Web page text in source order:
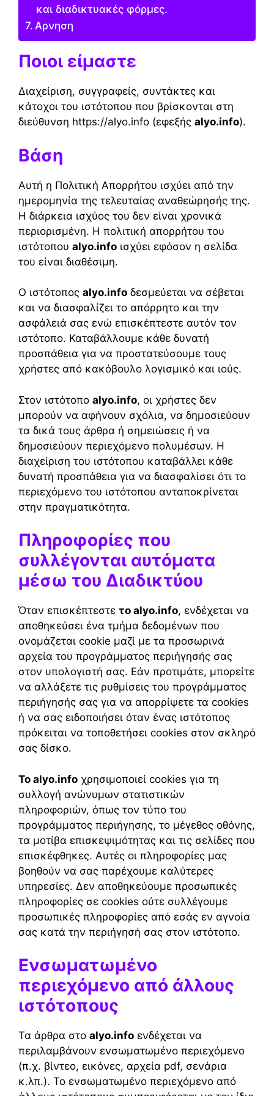
και διαδικτυακές φόρμες.
Αρνηση
Ποιοι είμαστε
Διαχείριση, συγγραφείς, συντάκτες και
κάτοχοι του ιστότοπου που βρίσκονται στη
διεύθυνση https://alyo.info (εφεξής alyo.info).
Βάση
Αυτή η Πολιτική Απορρήτου ισχύει από την
ημερομηνία της τελευταίας αναθεώρησής της.
Η διάρκεια ισχύος του δεν είναι χρονικά
περιορισμένη. Η πολιτική απορρήτου του
ιστότοπου alyo.info ισχύει εφόσον η σελίδα
του είναι διαθέσιμη.
Ο ιστότοπος alyo.info δεσμεύεται να σέβεται
και να διασφαλίζει το απόρρητο και την
ασφάλειά σας ενώ επισκέπτεστε αυτόν τον
ιστότοπο. Καταβάλλουμε κάθε δυνατή
προσπάθεια για να προστατεύσουμε τους
χρήστες από κακόβουλο λογισμικό και ιούς.
Στον ιστότοπο alyo.info, οι χρήστες δεν
μπορούν να αφήνουν σχόλια, να δημοσιεύουν
τα δικά τους άρθρα ή σημειώσεις ή να
δημοσιεύουν περιεχόμενο πολυμέσων. Η
διαχείριση του ιστότοπου καταβάλλει κάθε
δυνατή προσπάθεια για να διασφαλίσει ότι το
περιεχόμενο του ιστότοπου ανταποκρίνεται
στην πραγματικότητα.
Πληροφορίες που
συλλέγονται αυτόματα
μέσω του Διαδικτύου
Όταν επισκέπτεστε το alyo.info, ενδέχεται να
αποθηκεύσει ένα τμήμα δεδομένων που
ονομάζεται cookie μαζί με τα προσωρινά
αρχεία του προγράμματος περιήγησής σας
στον υπολογιστή σας. Εάν προτιμάτε, μπορείτε
να αλλάξετε τις ρυθμίσεις του προγράμματος
περιήγησής σας για να απορρίψετε τα cookies
ή να σας ειδοποιήσει όταν ένας ιστότοπος
πρόκειται να τοποθετήσει cookies στον σκληρό
σας δίσκο.
Το alyo.info χρησιμοποιεί cookies για τη
συλλογή ανώνυμων στατιστικών
πληροφοριών, όπως τον τύπο του
προγράμματος περιήγησης, το μέγεθος οθόνης,
τα μοτίβα επισκεψιμότητας και τις σελίδες που
επισκέφθηκες. Αυτές οι πληροφορίες μας
βοηθούν να σας παρέχουμε καλύτερες
υπηρεσίες. Δεν αποθηκεύουμε προσωπικές
πληροφορίες σε cookies ούτε συλλέγουμε
προσωπικές πληροφορίες από εσάς εν αγνοία
σας κατά την περιήγησή σας στον ιστότοπο.
Ενσωματωμένο
περιεχόμενο από άλλους
ιστότοπους
Τα άρθρα στο alyo.info ενδέχεται να
περιλαμβάνουν ενσωματωμένο περιεχόμενο
(π.χ. βίντεο, εικόνες, αρχεία pdf, σενάρια
κ.λπ.). Το ενσωματωμένο περιεχόμενο από